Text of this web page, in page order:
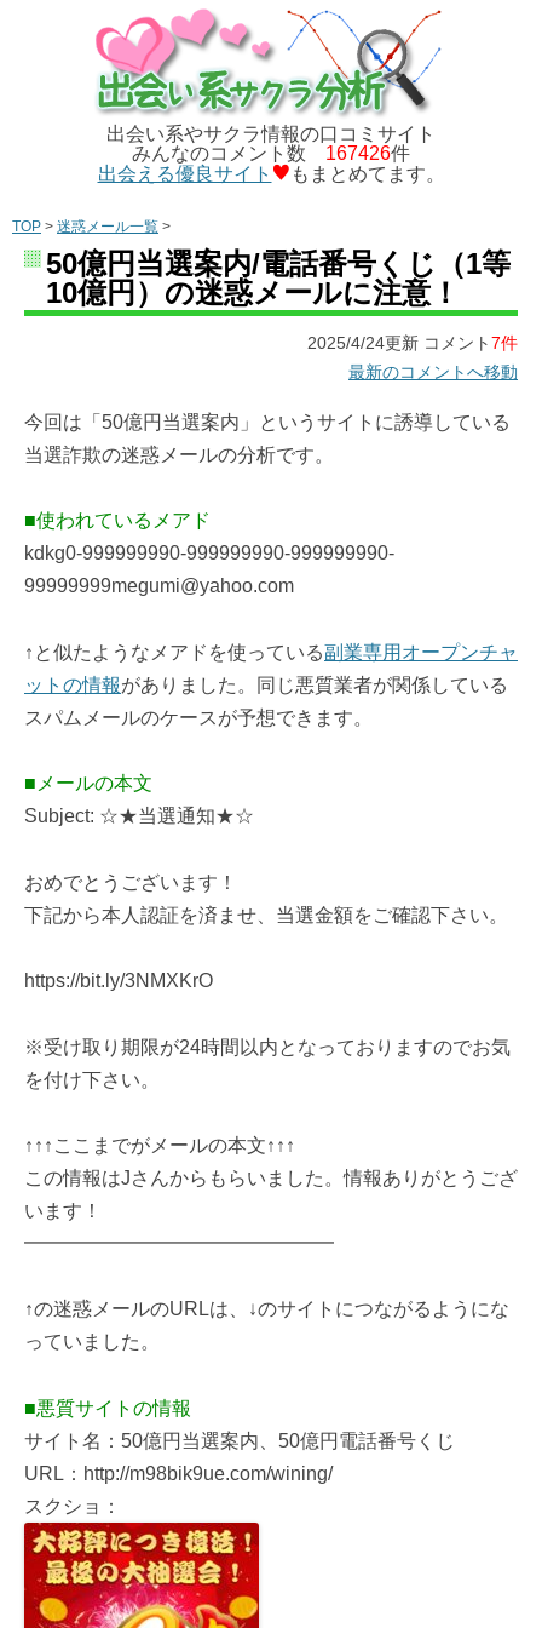
出会い系やサクラ情報の口コミサイト
みんなのコメント数 167426件
出会える優良サイト
もまとめてます。
TOP > 迷惑メール一覧 >
50億円当選案内/電話番号くじ（1等
10億円）の迷惑メールに注意！
2025/4/24更新 コメント7件
最新のコメントへ移動
今回は「50億円当選案内」というサイトに誘導している
当選詐欺の迷惑メールの分析です。
■使われているメアド
kdkg0-999999990-999999990-999999990-
99999999megumi@yahoo.com
↑と似たようなメアドを使っている副業専用オープンチャ
ットの情報がありました。同じ悪質業者が関係している
スパムメールのケースが予想できます。
■メールの本文
Subject: ☆★当選通知★☆
おめでとうございます！
下記から本人認証を済ませ、当選金額をご確認下さい。
https://bit.ly/3NMXKrO
※受け取り期限が24時間以内となっておりますのでお気
を付け下さい。
↑↑↑ここまでがメールの本文↑↑↑
この情報はJさんからもらいました。情報ありがとうござ
います！
━━━━━━━━━━━━━━━━
↑の迷惑メールのURLは、↓のサイトにつながるようにな
っていました。
■悪質サイトの情報
サイト名：50億円当選案内、50億円電話番号くじ
URL：http://m98bik9ue.com/wining/
スクショ：